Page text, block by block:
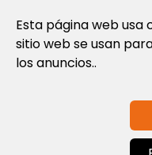
Política de
Nota Legal y
Esta página web usa
sitio web se usan
los anuncios..